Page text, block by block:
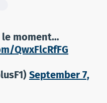
le moment…
QwxFlcRfFG
September 7,